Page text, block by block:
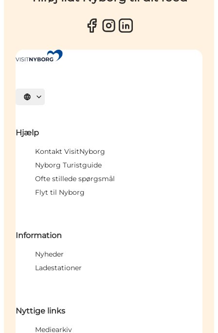
Vælg sprog
Hjælp
Kontakt VisitNyborg
Nyborg Turistguide
Ofte stillede spørgsmål
Flyt til Nyborg
Information
Nyheder
Ladestationer
Nyttige links
Mediearkiv